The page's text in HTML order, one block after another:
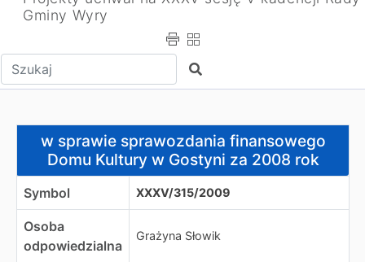
Gminy Wyry
Wpisz tekst do wyszukania Szukaj
w sprawie sprawozdania finansowego Domu Kultury w
w sprawie sprawozdania finansowego
Domu Kultury w Gostyni za 2008 rok
Symbol XXXV/315/2009
Osoba
odpowiedzialna
Grażyna Słowik